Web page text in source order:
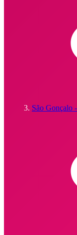
São Gonçalo